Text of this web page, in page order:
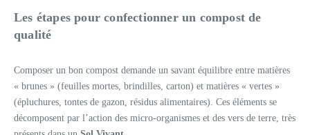
Les étapes pour confectionner un compost de
qualité
Composer un bon compost demande un savant équilibre entre matières
« brunes » (feuilles mortes, brindilles, carton) et matières « vertes »
(épluchures, tontes de gazon, résidus alimentaires). Ces éléments se
décomposent par l’action des micro-organismes et des vers de terre, très